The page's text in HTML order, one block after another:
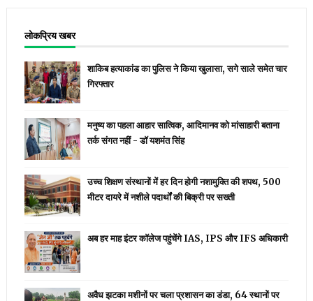
लोकप्रिय खबर
शाकिब हत्याकांड का पुलिस ने किया खुलासा, सगे साले समेत चार
गिरफ्तार
मनुष्य का पहला आहार सात्विक, आदिमानव को मांसाहारी बताना
तर्क संगत नहीं - डॉ यशमंत सिंह
उच्च शिक्षण संस्थानों में हर दिन होगी नशामुक्ति की शपथ, 500
मीटर दायरे में नशीले पदार्थों की बिक्री पर सख्ती
अब हर माह इंटर कॉलेज पहुंचेंगे IAS, IPS और IFS अधिकारी
अवैध झटका मशीनों पर चला प्रशासन का डंडा, 64 स्थानों पर